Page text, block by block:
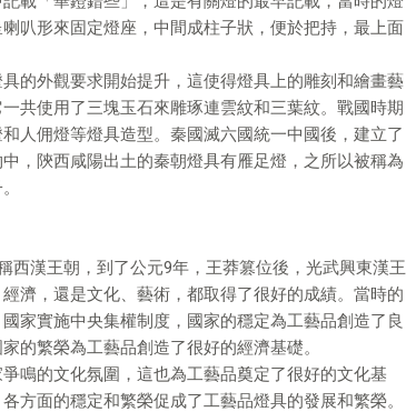
叭形來固定燈座，中間成柱子狀，便於把持，最上面
的外觀要求開始提升，這使得燈具上的雕刻和繪畫藝
共使用了三塊玉石來雕琢連雲紋和三葉紋。戰國時期
人佣燈等燈具造型。秦國滅六國統一中國後，建立了
，陝西咸陽出土的秦朝燈具有雁足燈，之所以被稱為
西漢王朝，到了公元9年，王莽篡位後，光武興東漢王
濟，還是文化、藝術，都取得了很好的成績。當時的
家實施中央集權制度，國家的穩定為工藝品創造了良
的繁榮為工藝品創造了很好的經濟基礎。
鳴的文化氛圍，這也為工藝品奠定了很好的文化基
方面的穩定和繁榮促成了工藝品燈具的發展和繁榮。